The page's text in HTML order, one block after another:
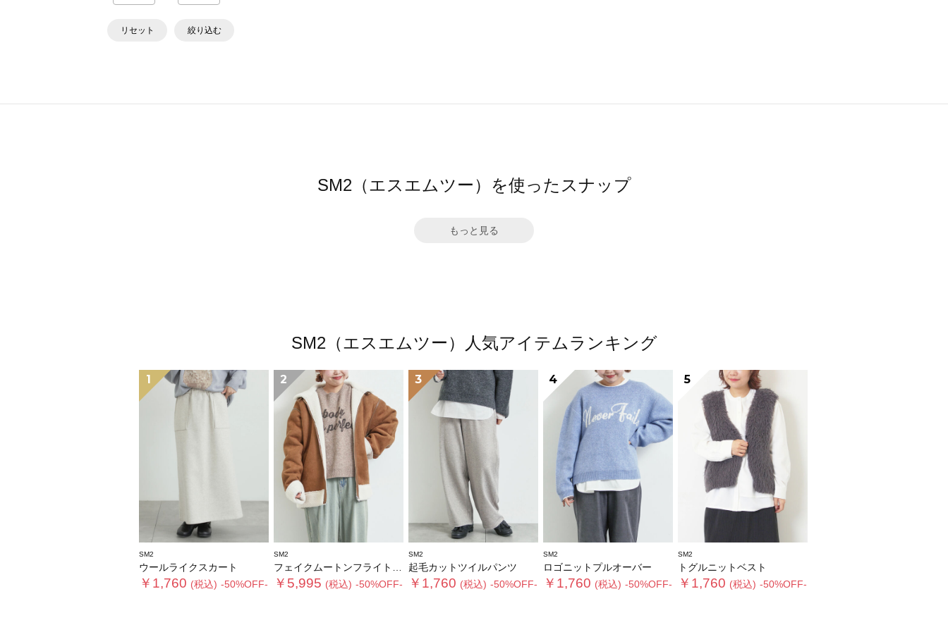
リセット 絞り込む
SM2（エスエムツー）を使ったスナップ
もっと見る
SM2（エスエムツー）人気アイテムランキング
1
SM2
ウールライクスカート
￥1,760 (税込) -50%OFF-
2
SM2
フェイクムートンフライトジャケット
￥5,995 (税込) -50%OFF-
3
SM2
起毛カットツイルパンツ
￥1,760 (税込) -50%OFF-
4
SM2
ロゴニットプルオーバー
￥1,760 (税込) -50%OFF-
5
SM2
トグルニットベスト
￥1,760 (税込) -50%OFF-